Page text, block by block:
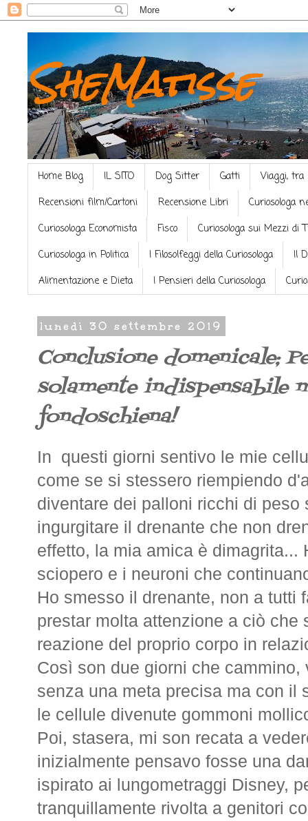
SheMatisse
Home Blog IL SITO Dog Sitter Gatti
Viaggi, tra
Recensioni film/Cartoni
Recensione Libri
Curiosologa
Curiosologa Economista
Fisco
Curiosologa sui Mezzi di
Curiosologa in Politica
I Filosolfeggi della Curiosologa
Il
Alimentazione e Dieta
I Pensieri della Curiosologa
lunedì 30 settembre 2019
Conclusione domenicale;
solamente indispensabile
fondoschiena!
In questi giorni sentivo le mie
come se si stessero riempiendo
diventare dei palloni ricchi di peso
ingurgitare il drenante che non
effetto, la mia amica è dimagrita...
sciopero e i neuroni che
Ho smesso il drenante, non a tutti
prestar molta attenzione a ciò che
reazione del proprio corpo in
Così son due giorni che
senza una meta precisa ma con il
le cellule divenute gommoni
Poi, stasera, mi son recata a
inizialmente pensavo fosse una
ispirato ai lungometraggi Disney,
tranquillamente rivolta a genitori